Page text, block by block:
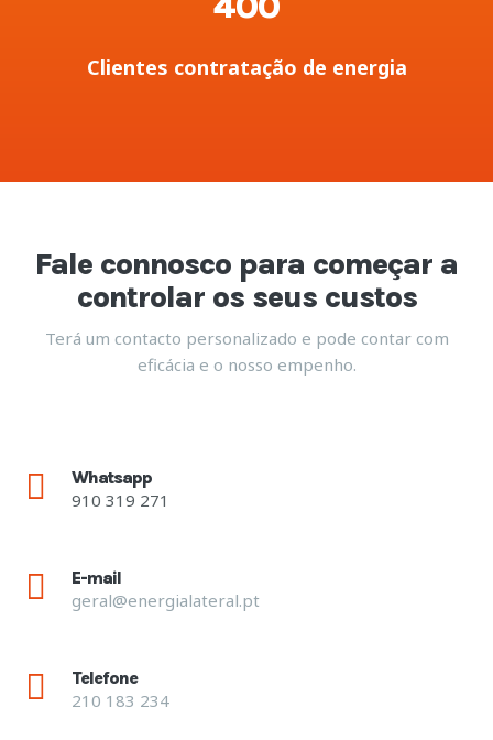
Clientes contratação de energia
Fale connosco para começar a
controlar os seus custos
Terá um contacto personalizado e pode contar com
eficácia e o nosso empenho.
Whatsapp
910 319 271
E-mail
geral@energialateral.pt
Telefone
210 183 234